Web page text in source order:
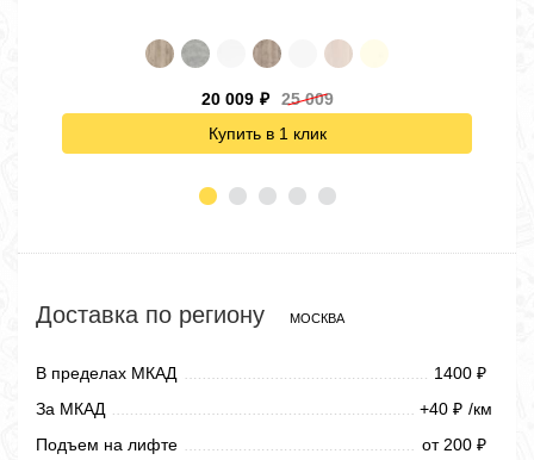
20 009 ₽
25 009
Купить в 1 клик
Доставка по региону МОСКВА
В пределах МКАД 1400 ₽
За МКАД +40 ₽ /км
Подъем на лифте
от 200 ₽